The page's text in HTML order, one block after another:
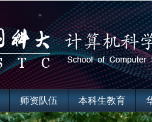
师资队伍 本科生教育